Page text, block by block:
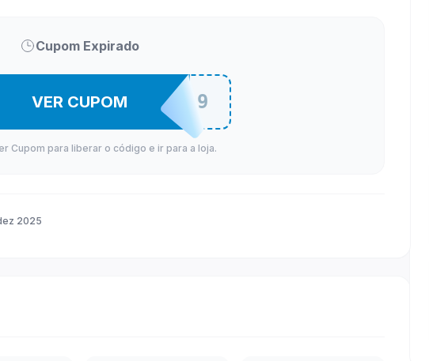
Cupom Expirado
INFI23249
VER CUPOM
Cupom para liberar o código e ir para a loja.
2025